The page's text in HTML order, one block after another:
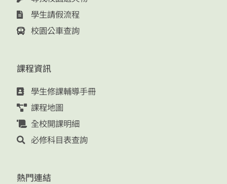
學生請假流程
校園公車查詢
課程資訊
學生修課輔導手冊
課程地圖
全校開課明細
必修科目表查詢
熱門連結